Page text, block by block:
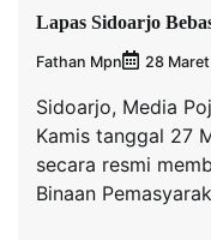
Lapas Sidoarjo
Fathan Mpn 28
Sidoarjo, Media
Kamis tanggal 27
secara resmi
Binaan